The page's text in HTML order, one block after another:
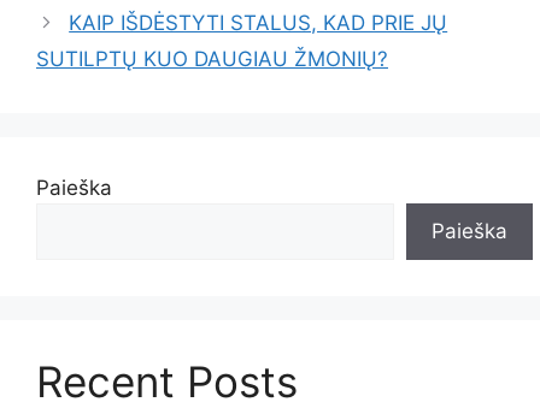
KAIP IŠDĖSTYTI STALUS, KAD PRIE JŲ
SUTILPTŲ KUO DAUGIAU ŽMONIŲ?
Paieška
Paieška
Recent Posts